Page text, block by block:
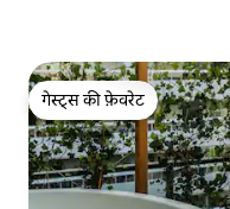
गेस्ट्स की फ़ेवरेट
गेस्ट्स की फ़ेवरेट